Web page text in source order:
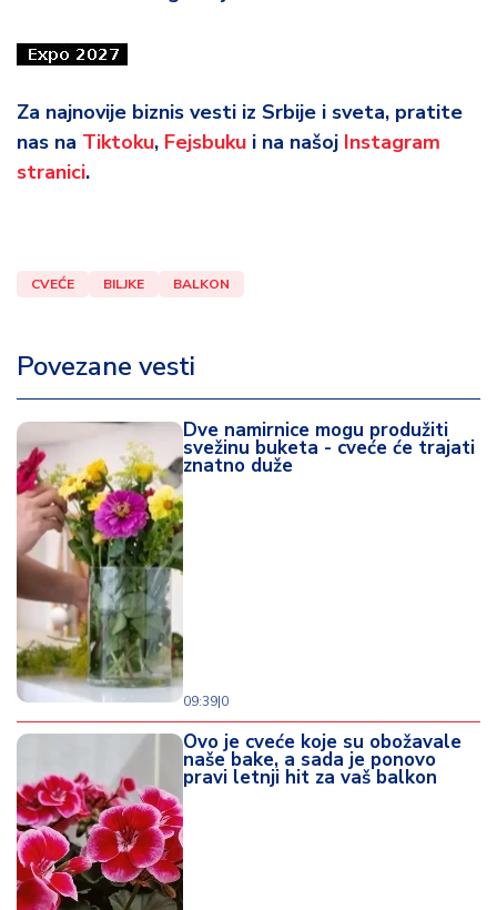
Za najnovije biznis vesti iz Srbije i sveta, pratite
nas na Tiktoku, Fejsbuku i na našoj Instagram
stranici.
CVEĆE BILJKE BALKON
Povezane vesti
Dve namirnice mogu produžiti
svežinu buketa - cveće će trajati
znatno duže
09:39|0
Ovo je cveće koje su obožavale
naše bake, a sada je ponovo
pravi letnji hit za vaš balkon